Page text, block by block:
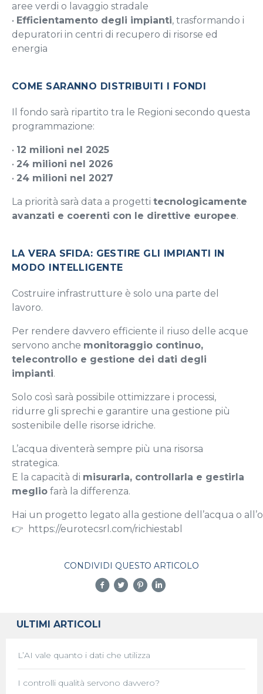
aree verdi o lavaggio stradale
• Efficientamento degli impianti, trasformando i
depuratori in centri di recupero di risorse ed
energia
COME SARANNO DISTRIBUITI I FONDI
Il fondo sarà ripartito tra le Regioni secondo questa
programmazione:
• 12 milioni nel 2025
• 24 milioni nel 2026
• 24 milioni nel 2027
La priorità sarà data a progetti tecnologicamente
avanzati e coerenti con le direttive europee.
LA VERA SFIDA: GESTIRE GLI IMPIANTI IN
MODO INTELLIGENTE
Costruire infrastrutture è solo una parte del
lavoro.
Per rendere davvero efficiente il riuso delle acque
servono anche monitoraggio continuo,
telecontrollo e gestione dei dati degli
impianti.
Solo così sarà possibile ottimizzare i processi,
ridurre gli sprechi e garantire una gestione più
sostenibile delle risorse idriche.
L’acqua diventerà sempre più una risorsa
strategica.
E la capacità di misurarla, controllarla e gestirla
meglio farà la differenza.
Hai un progetto legato alla gestione dell’acqua o
👉 https://eurotecsrl.com/richiestabl
CONDIVIDI QUESTO ARTICOLO
ULTIMI ARTICOLI
L’AI vale quanto i dati che utilizza
I controlli qualità servono davvero?